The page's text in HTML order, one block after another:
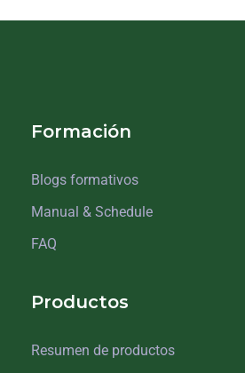
Formación
Blogs formativos
Manual & Schedule
FAQ
Productos
Resumen de productos